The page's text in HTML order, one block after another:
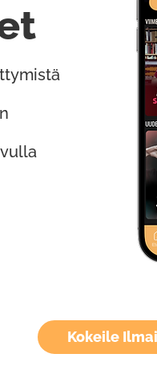
Kokeile